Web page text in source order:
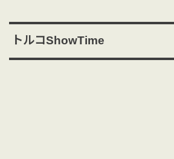
トルコShowTime